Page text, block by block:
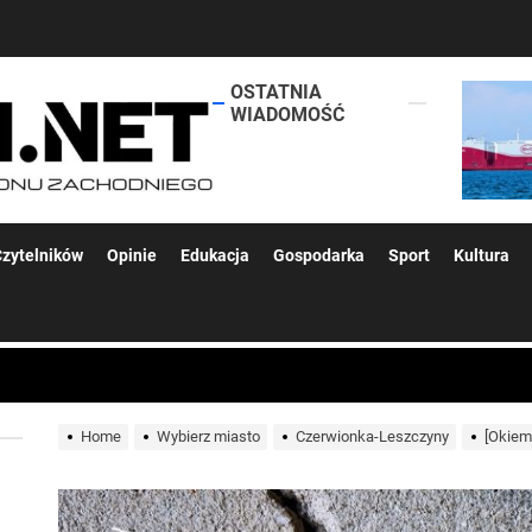
lokalsi.net
OSTATNIA
WIADOMOŚĆ
Opinie Edukacja Gospodarka Sport Kultura
Rybnik?
kolejnych afer w ochronie zdrowia — czas zacząć mówić o
Home Wybierz miasto Czerwionka-Leszczyny